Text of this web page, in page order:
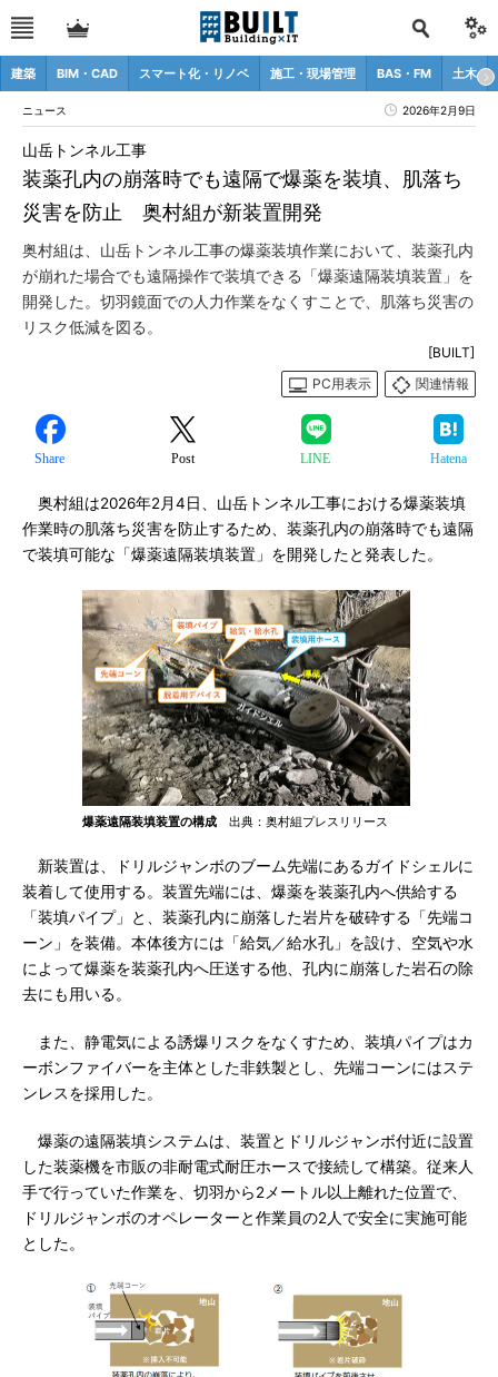
建築 BIM・CAD スマート化・リノベ 施工・現場管理 BAS・FM 土木
ニュース 2026年2月9日
装薬孔内の崩落時でも遠隔で爆薬を装填、肌落ち
災害を防止 奥村組が新装置開発
山岳トンネル工事
奥村組は、山岳トンネル工事の爆薬装填作業において、装薬孔内
が崩れた場合でも遠隔操作で装填できる「爆薬遠隔装填装置」を
開発した。切羽鏡面での人力作業をなくすことで、肌落ち災害の
リスク低減を図る。
[BUILT]
PC用表示
関連情報
Share Post LINE Hatena
奥村組は2026年2月4日、山岳トンネル工事における爆薬装填
作業時の肌落ち災害を防止するため、装薬孔内の崩落時でも遠隔
で装填可能な「爆薬遠隔装填装置」を開発したと発表した。
爆薬遠隔装填装置の構成 出典：奥村組プレスリリース
新装置は、ドリルジャンボのブーム先端にあるガイドシェルに
装着して使用する。装置先端には、爆薬を装薬孔内へ供給する
「装填パイプ」と、装薬孔内に崩落した岩片を破砕する「先端コ
ーン」を装備。本体後方には「給気／給水孔」を設け、空気や水
によって爆薬を装薬孔内へ圧送する他、孔内に崩落した岩石の除
去にも用いる。
また、静電気による誘爆リスクをなくすため、装填パイプはカ
ーボンファイバーを主体とした非鉄製とし、先端コーンにはステ
ンレスを採用した。
爆薬の遠隔装填システムは、装置とドリルジャンボ付近に設置
した装薬機を市販の非耐電式耐圧ホースで接続して構築。従来人
手で行っていた作業を、切羽から2メートル以上離れた位置で、
ドリルジャンボのオペレーターと作業員の2人で安全に実施可能
とした。